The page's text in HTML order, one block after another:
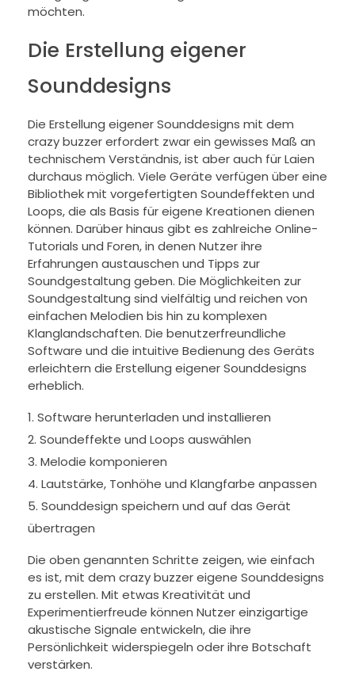
möchten.
Die Erstellung eigener
Sounddesigns
Die Erstellung eigener Sounddesigns mit dem
crazy buzzer erfordert zwar ein gewisses Maß an
technischem Verständnis, ist aber auch für Laien
durchaus möglich. Viele Geräte verfügen über eine
Bibliothek mit vorgefertigten Soundeffekten und
Loops, die als Basis für eigene Kreationen dienen
können. Darüber hinaus gibt es zahlreiche Online-
Tutorials und Foren, in denen Nutzer ihre
Erfahrungen austauschen und Tipps zur
Soundgestaltung geben. Die Möglichkeiten zur
Soundgestaltung sind vielfältig und reichen von
einfachen Melodien bis hin zu komplexen
Klanglandschaften. Die benutzerfreundliche
Software und die intuitive Bedienung des Geräts
erleichtern die Erstellung eigener Sounddesigns
erheblich.
Software herunterladen und installieren
Soundeffekte und Loops auswählen
Melodie komponieren
Lautstärke, Tonhöhe und Klangfarbe anpassen
Sounddesign speichern und auf das Gerät
übertragen
Die oben genannten Schritte zeigen, wie einfach
es ist, mit dem crazy buzzer eigene Sounddesigns
zu erstellen. Mit etwas Kreativität und
Experimentierfreude können Nutzer einzigartige
akustische Signale entwickeln, die ihre
Persönlichkeit widerspiegeln oder ihre Botschaft
verstärken.